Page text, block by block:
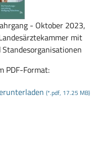
- Oktober 2023,
mit
PDF-Format:
(*.pdf, 17.25 MB)